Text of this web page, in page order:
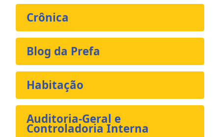
Crônica
Blog da Prefa
Habitação
Auditoria-Geral e
Controladoria Interna